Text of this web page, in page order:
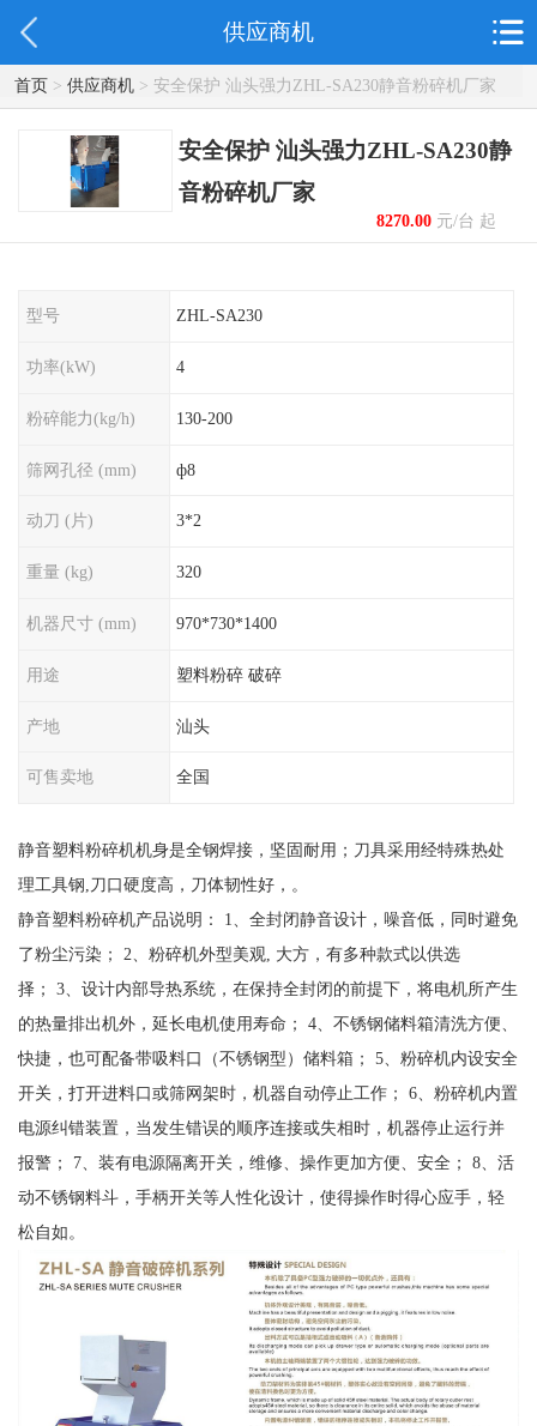
供应商机
首页> 供应商机> 安全保护 汕头强力ZHL-SA230静音粉碎机厂家
安全保护 汕头强力ZHL-SA230静
音粉碎机厂家
8270.00元/台 起
型号 ZHL-SA230
功率(kW) 4
粉碎能力(kg/h) 130-200
筛网孔径 (mm) ф8
动刀 (片) 3*2
重量 (kg) 320
机器尺寸 (mm) 970*730*1400
用途 塑料粉碎 破碎
产地 汕头
可售卖地 全国
静音塑料粉碎机机身是全钢焊接，坚固耐用；刀具采用经特殊热处
理工具钢,刀口硬度高，刀体韧性好，。
静音塑料粉碎机产品说明： 1、全封闭静音设计，噪音低，同时避免
了粉尘污染； 2、粉碎机外型美观, 大方，有多种款式以供选
择； 3、设计内部导热系统，在保持全封闭的前提下，将电机所产生
的热量排出机外，延长电机使用寿命； 4、不锈钢储料箱清洗方便、
快捷，也可配备带吸料口（不锈钢型）储料箱； 5、粉碎机内设安全
开关，打开进料口或筛网架时，机器自动停止工作； 6、粉碎机内置
电源纠错装置，当发生错误的顺序连接或失相时，机器停止运行并
报警； 7、装有电源隔离开关，维修、操作更加方便、安全； 8、活
动不锈钢料斗，手柄开关等人性化设计，使得操作时得心应手，轻
松自如。